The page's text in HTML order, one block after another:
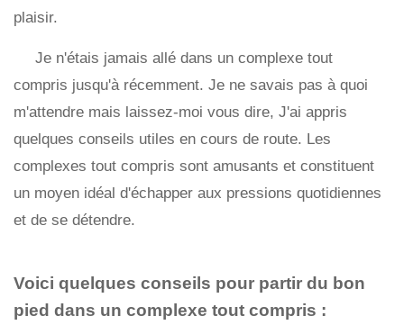
plaisir.
Je n'étais jamais allé dans un complexe tout
compris jusqu'à récemment. Je ne savais pas à quoi
m'attendre mais laissez-moi vous dire, J'ai appris
quelques conseils utiles en cours de route. Les
complexes tout compris sont amusants et constituent
un moyen idéal d'échapper aux pressions quotidiennes
et de se détendre.
Voici quelques conseils pour partir du bon
pied dans un complexe tout compris :